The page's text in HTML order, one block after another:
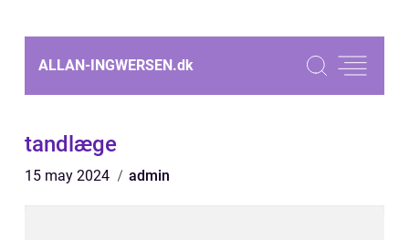
ALLAN-INGWERSEN.dk
tandlæge
15 may 2024 admin